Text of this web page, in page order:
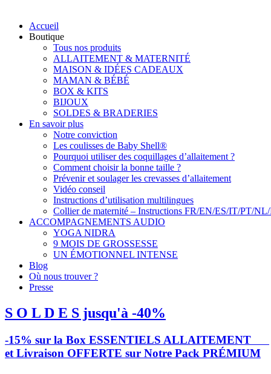
Accueil
Boutique
Tous nos produits
ALLAITEMENT & MATERNITÉ
MAISON & IDÉES CADEAUX
MAMAN & BÉBÉ
BOX & KITS
BIJOUX
SOLDES & BRADERIES
En savoir plus
Notre conviction
Les coulisses de Baby Shell®
Pourquoi utiliser des coquillages d’allaitement ?
Comment choisir la bonne taille ?
Prévenir et soulager les crevasses d’allaitement
Vidéo conseil
Instructions d’utilisation multilingues
Collier de maternité – Instructions FR/EN/ES/IT/PT/
ACCOMPAGNEMENTS AUDIO
YOGA NIDRA
9 MOIS DE GROSSESSE
UN ÉMOTIONNEL INTENSE
Blog
Où nous trouver ?
Presse
S O L D E S jusqu'à -40%
-15% sur la Box ESSENTIELS ALLAITEMENT
et Livraison OFFERTE sur Notre Pack PRÉMIUM